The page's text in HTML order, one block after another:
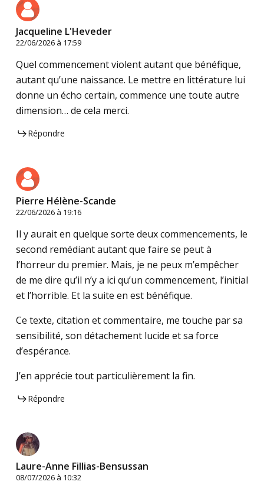
Jacqueline L'Heveder
22/06/2026 à 17:59
Quel commencement violent autant que bénéfique,
autant qu’une naissance. Le mettre en littérature lui
donne un écho certain, commence une toute autre
dimension… de cela merci.
Répondre
Pierre Hélène-Scande
22/06/2026 à 19:16
Il y aurait en quelque sorte deux commencements, le
second remédiant autant que faire se peut à
l’horreur du premier. Mais, je ne peux m’empêcher
de me dire qu’il n’y a ici qu’un commencement, l’initial
et l’horrible. Et la suite en est bénéfique.
Ce texte, citation et commentaire, me touche par sa
sensibilité, son détachement lucide et sa force
d’espérance.
J’en apprécie tout particulièrement la fin.
Répondre
Laure-Anne Fillias-Bensussan
08/07/2026 à 10:32